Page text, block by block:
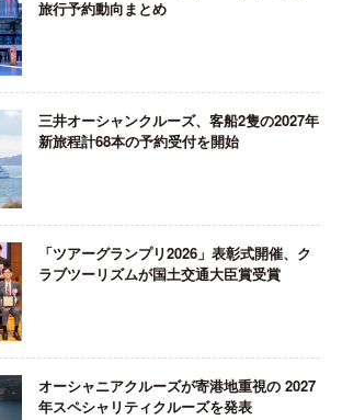
旅行予約動向まとめ
三井オーシャンクルーズ、客船2隻の2027年
新旅程計68本の予約受付を開始
「ツアーグランプリ2026」表彰式開催、ク
ラブツーリズムが国土交通大臣賞受賞
オーシャニアクルーズが寄港地重視の 2027
年スペシャリティクルーズを発表